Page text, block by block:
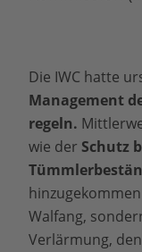
Die IWC hatte
Management
regeln.
wie der Schutz
Walfang,
Verlärmung,